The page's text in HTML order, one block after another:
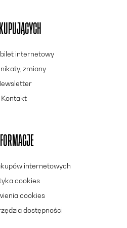
KUPUJĄCYCH
internetowy
zmiany
Kontakt
internetowych
cookies
cookies
dostępności